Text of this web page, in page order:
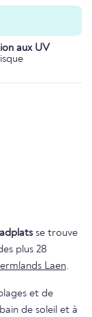
aux UV
se trouve
plus 28
Laen.
et de
de soleil et à